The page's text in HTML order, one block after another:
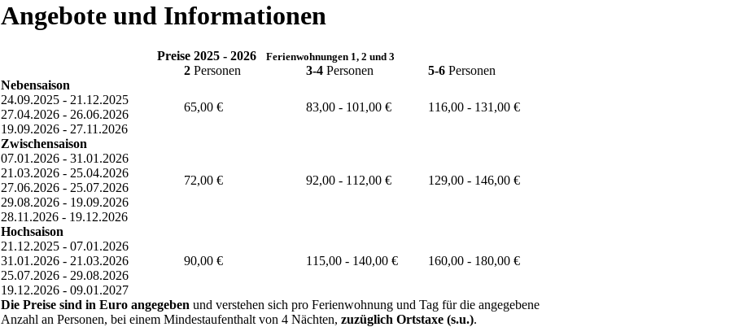
Angebote und Informationen
Preise 2025 - 2026 Ferienwohnungen 1, 2 und 3
2 Personen 3-4 Personen 5-6 Personen
Nebensaison
24.09.2025 - 21.12.2025
27.04.2026 - 26.06.2026
19.09.2026 - 27.11.2026
65,00 € 83,00 - 101,00 € 116,00 - 131,00 €
Zwischensaison
07.01.2026 - 31.01.2026
21.03.2026 - 25.04.2026
27.06.2026 - 25.07.2026
29.08.2026 - 19.09.2026
28.11.2026 - 19.12.2026
72,00 € 92,00 - 112,00 € 129,00 - 146,00 €
Hochsaison
21.12.2025 - 07.01.2026
31.01.2026 - 21.03.2026
25.07.2026 - 29.08.2026
19.12.2026 - 09.01.2027
90,00 € 115,00 - 140,00 € 160,00 - 180,00 €
Die Preise sind in Euro angegeben und verstehen sich pro Ferienwohnung und Tag für die angegebene
Anzahl an Personen, bei einem Mindestaufenthalt von 4 Nächten, zuzüglich Ortstaxe (s.u.).